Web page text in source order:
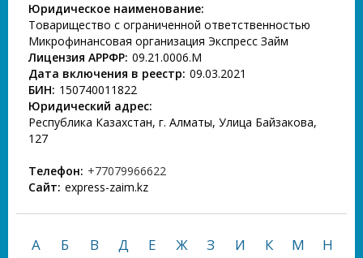
Юридическое наименование:
Товарищество с ограниченной ответственностью
Микрофинансовая организация Экспресс Займ
Лицензия АРРФР: 09.21.0006.М
Дата включения в реестр: 09.03.2021
БИН: 150740011822
Юридический адрес:
Республика Казахстан, г. Алматы, Улица Байзакова,
127
Телефон: +77079966622
Сайт: express-zaim.kz
А Б В Д Е Ж З И К М
Н